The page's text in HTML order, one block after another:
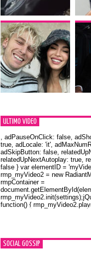
ULTIMO VIDEO
Orlando Bloom e la t-shirt
, adPauseOnClick: false,
true, adLocale: 'it',
adSkipButton: false,
relatedUpNextAutoplay: true,
false } var elementID =
rmp_myVideo2 = new
rmpContainer =
function() {
SOCIAL GOSSIP